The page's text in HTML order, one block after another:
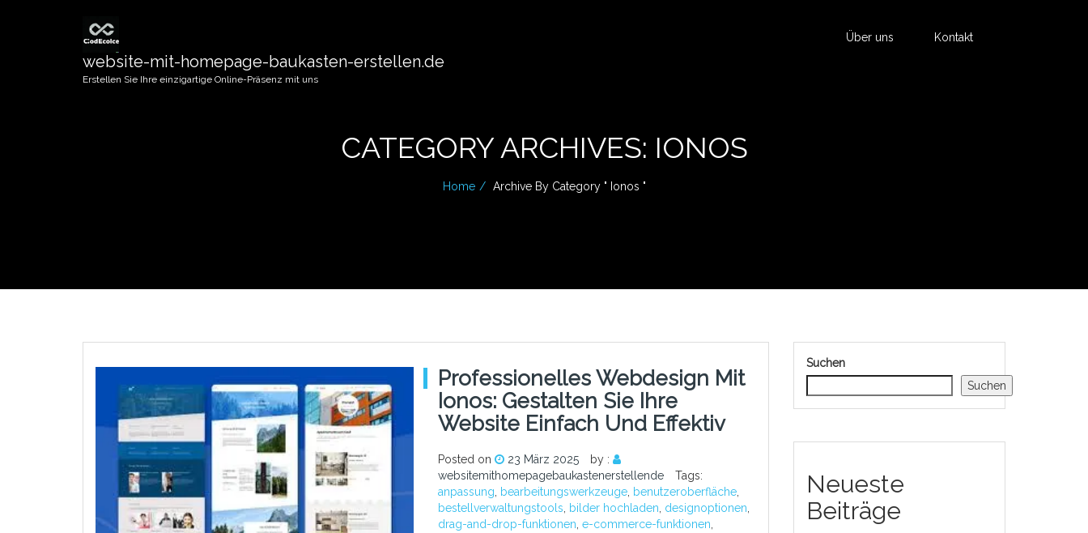
website-mit-homepage-baukasten-erstellen.de
Erstellen Sie Ihre einzigartige Online-Präsenz mit uns
Über uns Kontakt
CATEGORY ARCHIVES: IONOS
Home Archive By Category " Ionos "
Professionelles Webdesign Mit
Ionos: Gestalten Sie Ihre
Website Einfach Und Effektiv
Posted on 23 März 2025
by :
websitemithomepagebaukastenerstellende
Tags:
anpassung
bearbeitungswerkzeuge, benutzeroberfläche,
bestellverwaltungstools
bilder hochladen designoptionen
drag-and-drop-funktionen e-commerce-funktionen
Suchen
Suchen
Neueste
Beiträge